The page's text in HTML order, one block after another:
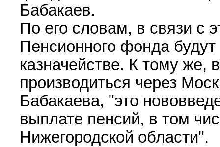
Бабакаев.
По его словам, в связи с
Пенсионного фонда
казначействе. К тому же,
производиться через
Бабакаева, "это
выплате пенсий, в том
Нижегородской области".